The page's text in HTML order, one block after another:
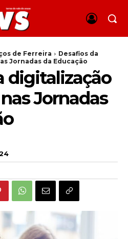
de Ferreira
Desafios da
Jornadas da Educação
digitalização
Jornadas